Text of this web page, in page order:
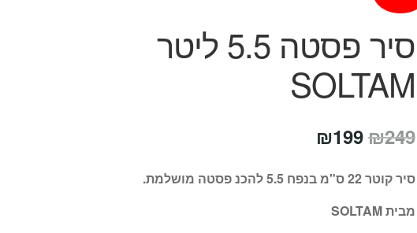
סיר פסטה 5.5 ליטר
SOLTAM
₪249
המחיר
היה:
₪249.
₪199
הוא:
סיר קוטר 22 ס"מ בנפח 5.5 להכנ פסטה מושלמת.
מבית SOLTAM